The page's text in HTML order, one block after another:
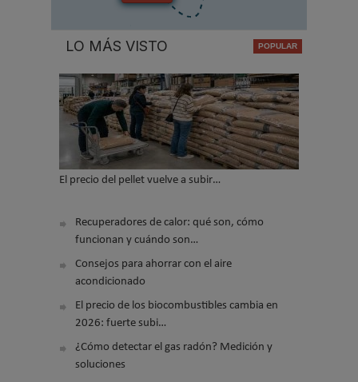
LO MÁS VISTO
El precio del pellet vuelve a subir…
Recuperadores de calor: qué son, cómo
funcionan y cuándo son…
Consejos para ahorrar con el aire
acondicionado
El precio de los biocombustibles cambia en
2026: fuerte subi…
¿Cómo detectar el gas radón? Medición y
soluciones